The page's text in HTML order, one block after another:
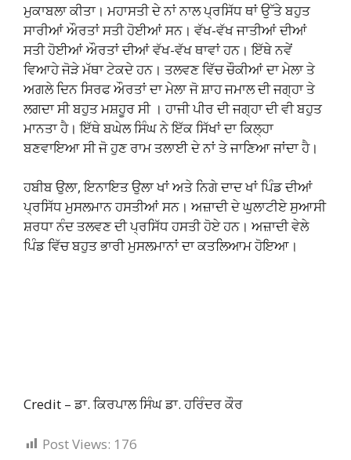
ਮੁਕਾਬਲਾ ਕੀਤਾ। ਮਹਾਸਤੀ ਦੇ ਨਾਂ ਨਾਲ ਪ੍ਰਸਿੱਧ ਥਾਂ ਉੱਤੇ ਬਹੁਤ
ਸਾਰੀਆਂ ਔਰਤਾਂ ਸਤੀ ਹੋਈਆਂ ਸਨ। ਵੱਖ-ਵੱਖ ਜਾਤੀਆਂ ਦੀਆਂ
ਸਤੀ ਹੋਈਆਂ ਔਰਤਾਂ ਦੀਆਂ ਵੱਖ-ਵੱਖ ਥਾਵਾਂ ਹਨ। ਇੱਥੇ ਨਵੇਂ
ਵਿਆਹੇ ਜੋੜੇ ਮੱਥਾ ਟੇਕਦੇ ਹਨ। ਤਲਵਣ ਵਿੱਚ ਚੌਕੀਆਂ ਦਾ ਮੇਲਾ ਤੇ
ਅਗਲੇ ਦਿਨ ਸਿਰਫ ਔਰਤਾਂ ਦਾ ਮੇਲਾ ਜੋ ਸ਼ਾਹ ਜਮਾਲ ਦੀ ਜਗ੍ਹਾ ਤੇ
ਲਗਦਾ ਸੀ ਬਹੁਤ ਮਸ਼ਹੂਰ ਸੀ । ਹਾਜੀ ਪੀਰ ਦੀ ਜਗ੍ਹਾ ਦੀ ਵੀ ਬਹੁਤ
ਮਾਨਤਾ ਹੈ। ਇੱਥੇ ਬਘੇਲ ਸਿੰਘ ਨੇ ਇੱਕ ਸਿੱਖਾਂ ਦਾ ਕਿਲ੍ਹਾ
ਬਣਵਾਇਆ ਸੀ ਜੋ ਹੁਣ ਰਾਮ ਤਲਾਈ ਦੇ ਨਾਂ ਤੇ ਜਾਣਿਆ ਜਾਂਦਾ ਹੈ।
ਹਬੀਬ ਉਲਾ, ਇਨਾਇਤ ਉਲਾ ਖਾਂ ਅਤੇ ਨਿਗੇ ਦਾਦ ਖਾਂ ਪਿੰਡ ਦੀਆਂ
ਪ੍ਰਸਿੱਧ ਮੁਸਲਮਾਨ ਹਸਤੀਆਂ ਸਨ। ਅਜ਼ਾਦੀ ਦੇ ਘੁਲਾਟੀਏ ਸੁਆਸੀ
ਸ਼ਰਧਾ ਨੰਦ ਤਲਵਣ ਦੀ ਪ੍ਰਸਿੱਧ ਹਸਤੀ ਹੋਏ ਹਨ। ਅਜ਼ਾਦੀ ਵੇਲੇ
ਪਿੰਡ ਵਿੱਚ ਬਹੁਤ ਭਾਰੀ ਮੁਸਲਮਾਨਾਂ ਦਾ ਕਤਲਿਆਮ ਹੋਇਆ।
Credit – ਡਾ. ਕਿਰਪਾਲ ਸਿੰਘ ਡਾ. ਹਰਿੰਦਰ ਕੌਰ
Post Views: 176